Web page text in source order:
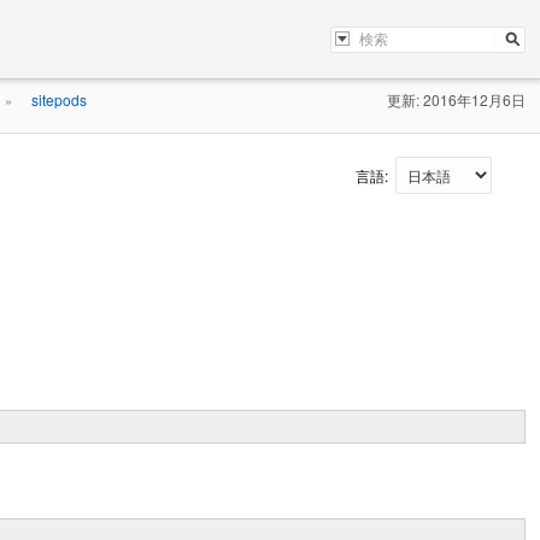
sitepods 更新: 2016年12月6日
言語: